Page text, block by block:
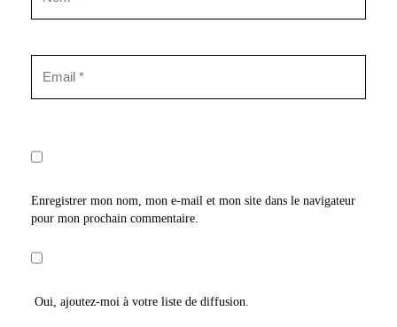
Enregistrer mon nom, mon e-mail et mon site dans le navigateur
pour mon prochain commentaire.
Oui, ajoutez-moi à votre liste de diffusion.